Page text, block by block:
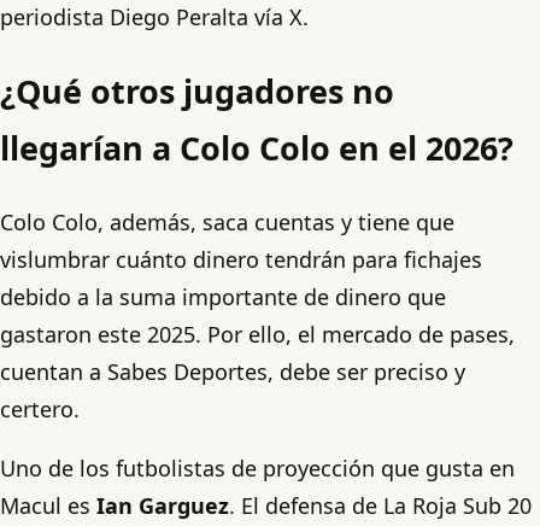
periodista Diego Peralta vía X.
¿Qué otros jugadores no
llegarían a Colo Colo en el 2026?
Colo Colo, además, saca cuentas y tiene que
vislumbrar cuánto dinero tendrán para fichajes
debido a la suma importante de dinero que
gastaron este 2025. Por ello, el mercado de pases,
cuentan a Sabes Deportes, debe ser preciso y
certero.
Uno de los futbolistas de proyección que gusta en
Macul es Ian Garguez. El defensa de La Roja Sub 20